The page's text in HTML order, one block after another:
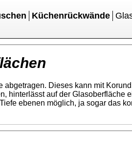
Küchenrückwände
Dieses kann mit
hinterlässt auf der
ebenen möglich, ja sogar das